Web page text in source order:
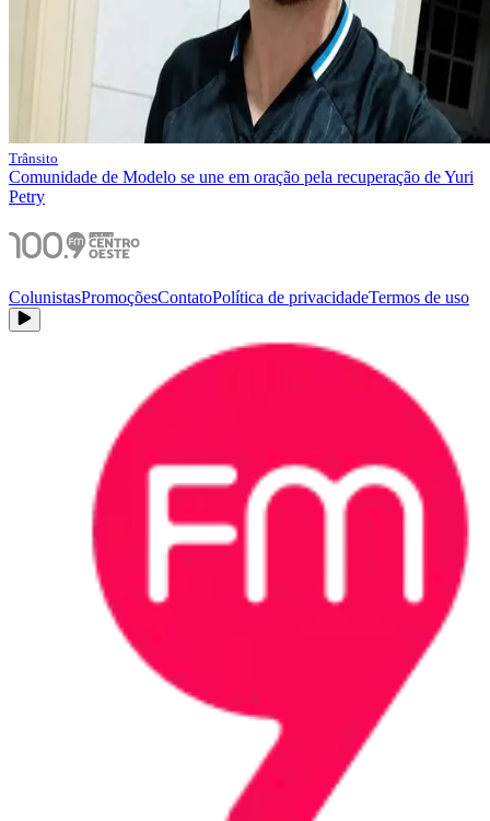
Trânsito
Comunidade de Modelo se une em oração pela recuperação de Yuri
Petry
ColunistasPromoçõesContatoPolítica de privacidadeTermos de uso